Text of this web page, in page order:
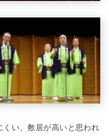
い、敷居が高いと思われ